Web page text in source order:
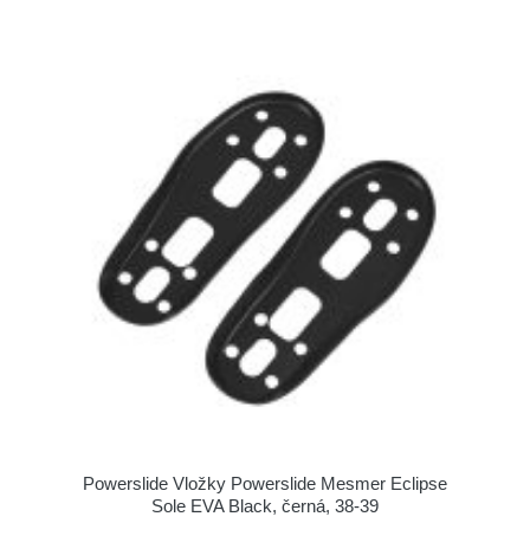
Powerslide Vložky Powerslide Mesmer Eclipse
Sole EVA Black, černá, 38-39